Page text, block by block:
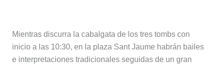
Mientras discurra la cabalgata de los tres tombs con
inicio a las 10:30, en la plaza Sant Jaume habrán bailes
e interpretaciones tradicionales seguidas de un gran